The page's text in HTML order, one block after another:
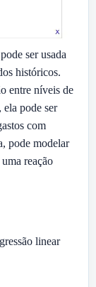
ser usada
históricos.
entre níveis de
pode ser
com
pode modelar
reação
linear